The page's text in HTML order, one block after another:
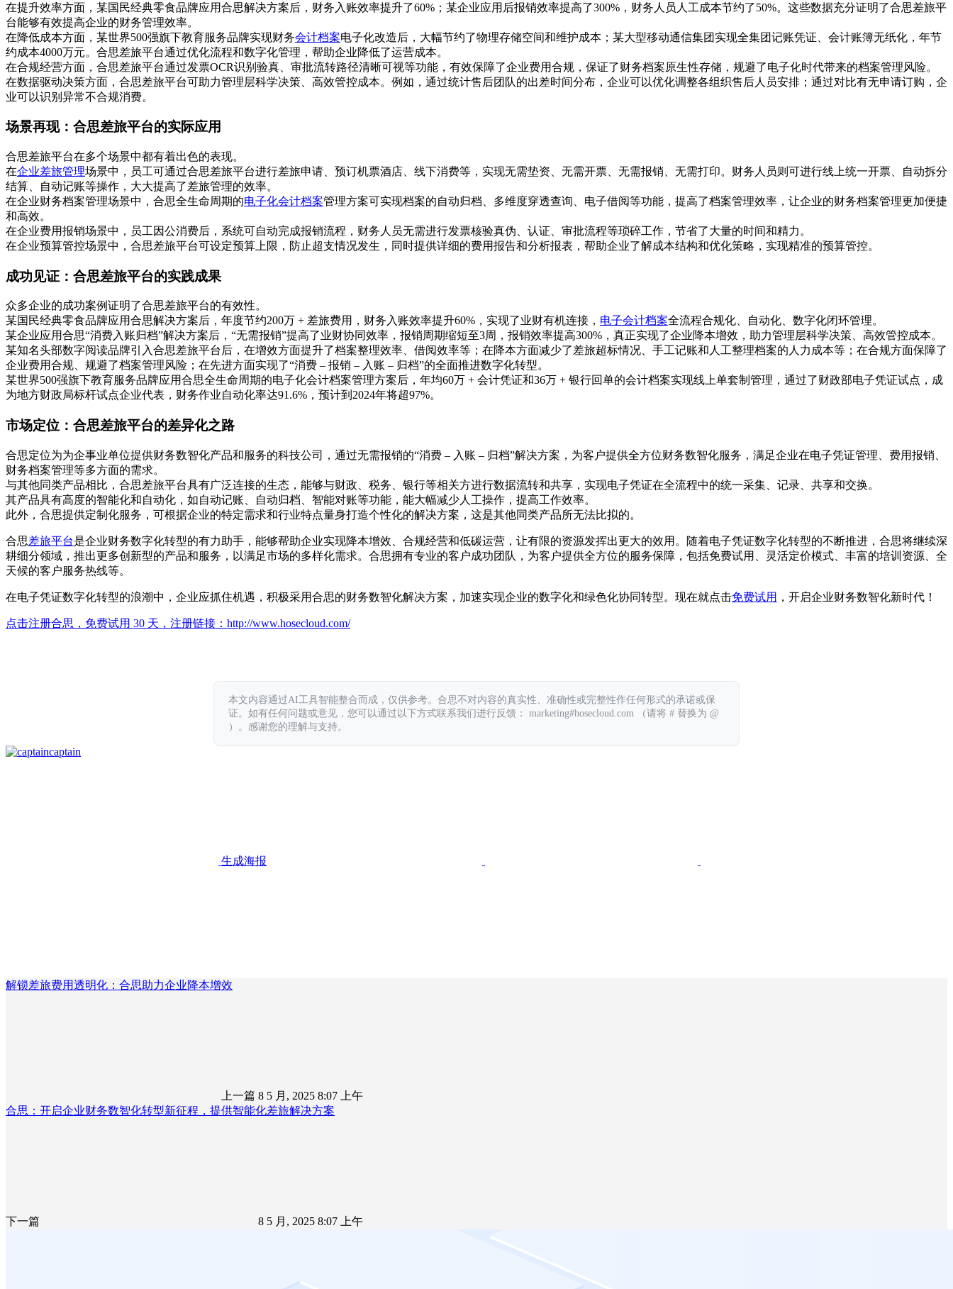
在提升效率方面，某国民经典零食品牌应用合思解决方案后，财务入账效率提升了60%；某企业应用后报销效率提高了300%，财务人员人工成本节约了50%。这些数据充分证明了合思差旅平
台能够有效提高企业的财务管理效率。
在降低成本方面，某世界500强旗下教育服务品牌实现财务会计档案电子化改造后，大幅节约了物理存储空间和维护成本；某大型移动通信集团实现全集团记账凭证、会计账簿无纸化，年节
约成本4000万元。合思差旅平台通过优化流程和数字化管理，帮助企业降低了运营成本。
在合规经营方面，合思差旅平台通过发票OCR识别验真、审批流转路径清晰可视等功能，有效保障了企业费用合规，保证了财务档案原生性存储，规避了电子化时代带来的档案管理风险。
在数据驱动决策方面，合思差旅平台可助力管理层科学决策、高效管控成本。例如，通过统计售后团队的出差时间分布，企业可以优化调整各组织售后人员安排；通过对比有无申请订购，企
业可以识别异常不合规消费。
场景再现：合思差旅平台的实际应用
合思差旅平台在多个场景中都有着出色的表现。
在企业差旅管理场景中，员工可通过合思差旅平台进行差旅申请、预订机票酒店、线下消费等，实现无需垫资、无需开票、无需报销、无需打印。财务人员则可进行线上统一开票、自动拆分
结算、自动记账等操作，大大提高了差旅管理的效率。
在企业财务档案管理场景中，合思全生命周期的电子化会计档案管理方案可实现档案的自动归档、多维度穿透查询、电子借阅等功能，提高了档案管理效率，让企业的财务档案管理更加便捷
和高效。
在企业费用报销场景中，员工因公消费后，系统可自动完成报销流程，财务人员无需进行发票核验真伪、认证、审批流程等琐碎工作，节省了大量的时间和精力。
在企业预算管控场景中，合思差旅平台可设定预算上限，防止超支情况发生，同时提供详细的费用报告和分析报表，帮助企业了解成本结构和优化策略，实现精准的预算管控。
成功见证：合思差旅平台的实践成果
众多企业的成功案例证明了合思差旅平台的有效性。
某国民经典零食品牌应用合思解决方案后，年度节约200万 + 差旅费用，财务入账效率提升60%，实现了业财有机连接， 电子会计档案全流程合规化、自动化、数字化闭环管理。
某企业应用合思“消费入账归档”解决方案后，“无需报销”提高了业财协同效率，报销周期缩短至3周，报销效率提高300%，真正实现了企业降本增效，助力管理层科学决策、高效管控成本。
某知名头部数字阅读品牌引入合思差旅平台后，在增效方面提升了档案整理效率、借阅效率等；在降本方面减少了差旅超标情况、手工记账和人工整理档案的人力成本等；在合规方面保障了
企业费用合规、规避了档案管理风险；在先进方面实现了“消费 – 报销 – 入账 – 归档”的全面推进数字化转型。
某世界500强旗下教育服务品牌应用合思全生命周期的电子化会计档案管理方案后，年均60万 + 会计凭证和36万 + 银行回单的会计档案实现线上单套制管理，通过了财政部电子凭证试点，成
为地方财政局标杆试点企业代表，财务作业自动化率达91.6%，预计到2024年将超97%。
市场定位：合思差旅平台的差异化之路
合思定位为为企事业单位提供财务数智化产品和服务的科技公司，通过无需报销的“消费 – 入账 – 归档”解决方案，为客户提供全方位财务数智化服务，满足企业在电子凭证管理、费用报销、
财务档案管理等多方面的需求。
与其他同类产品相比，合思差旅平台具有广泛连接的生态，能够与财政、税务、银行等相关方进行数据流转和共享，实现电子凭证在全流程中的统一采集、记录、共享和交换。
其产品具有高度的智能化和自动化，如自动记账、自动归档、智能对账等功能，能大幅减少人工操作，提高工作效率。
此外，合思提供定制化服务，可根据企业的特定需求和行业特点量身打造个性化的解决方案，这是其他同类产品所无法比拟的。
合思差旅平台是企业财务数字化转型的有力助手，能够帮助企业实现降本增效、合规经营和低碳运营，让有限的资源发挥出更大的效用。随着电子凭证数字化转型的不断推进，合思将继续深
耕细分领域，推出更多创新型的产品和服务，以满足市场的多样化需求。合思拥有专业的客户成功团队，为客户提供全方位的服务保障，包括免费试用、灵活定价模式、丰富的培训资源、全
天候的客户服务热线等。
在电子凭证数字化转型的浪潮中，企业应抓住机遇，积极采用合思的财务数智化解决方案，加速实现企业的数字化和绿色化协同转型。现在就点击免费试用 ，开启企业财务数智化新时代！
点击注册合思，免费试用 30 天，注册链接： http://www.hosecloud.com/
本文内容通过AI工具智能整合而成，仅供参考。合思不对内容的真实性、准确性或完整性作任何形式的承诺或保
证。如有任何问题或意见，您可以通过以下方式联系我们进行反馈： marketing#hosecloud.com （请将 # 替换为 @
）。感谢您的理解与支持。
captain
生成海报
解锁差旅费用透明化：合思助力企业降本增效
上一篇 8 5 月, 2025 8:07 上午
合思：开启企业财务数智化转型新征程，提供智能化差旅解决方案
下一篇 8 5 月, 2025 8:07 上午